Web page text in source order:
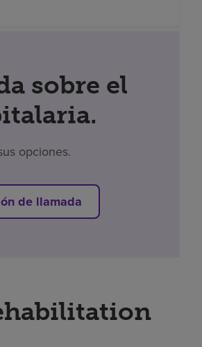
sobre el
opciones.
de llamada